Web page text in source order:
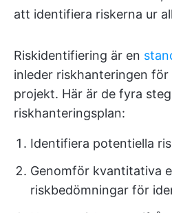
att identifiera riskerna ur
Riskidentifiering är en
inleder riskhanteringen
projekt. Här är de fyra
riskhanteringsplan:
Identifiera potentiella
Genomför kvantitativa
riskbedömningar för